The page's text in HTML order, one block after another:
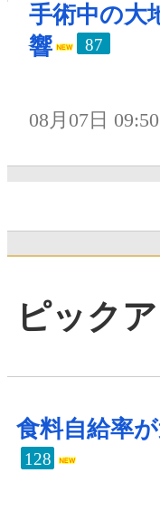
手術中の大
響
87
08月07日 09:50
ピック
食料自給率
128